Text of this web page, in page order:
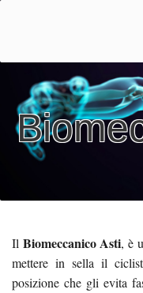
Il Biomeccanico Asti, è
mettere in sella il
posizione che gli evita